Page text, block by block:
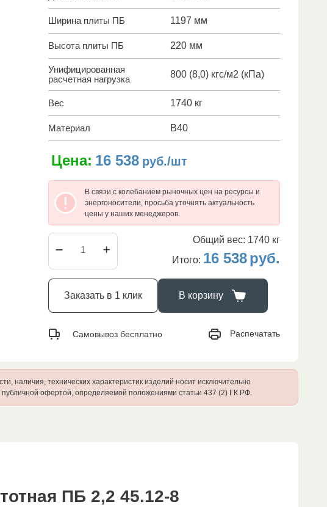
Ширина плиты ПБ 1197 мм
Высота плиты ПБ 220 мм
Унифицированная
расчетная нагрузка
800 (8,0) кгс/м2 (кПа)
Вес 1740 кг
Материал В40
Цена: 16 538 руб./шт
В связи с колебанием рыночных цен на ресурсы и
энергоносители, просьба уточнять актуальность
цены у наших менеджеров.
Общий вес: 1740 кг
Итого: 16 538руб.
Заказать в 1 клик В корзину
Самовывоз бесплатно Распечатать
наличия, технических характеристик изделий носит исключительно
офертой, определяемой положениями статьи 437 (2) ГК РФ.
ПБ 2,2 45.12-8